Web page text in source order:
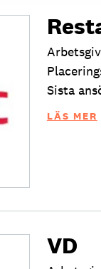
Sista
LÄS MER
VD